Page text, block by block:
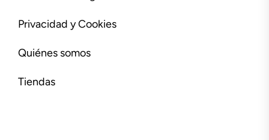
Privacidad y Cookies
Quiénes somos
Tiendas